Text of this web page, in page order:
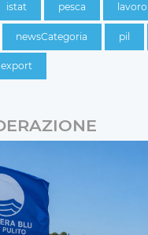
istat pesca lavoro
newsCategoria pil
export